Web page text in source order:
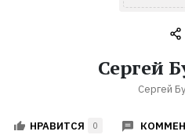
обсуждаемыеСергей
Сергей
НРАВИТСЯ 0